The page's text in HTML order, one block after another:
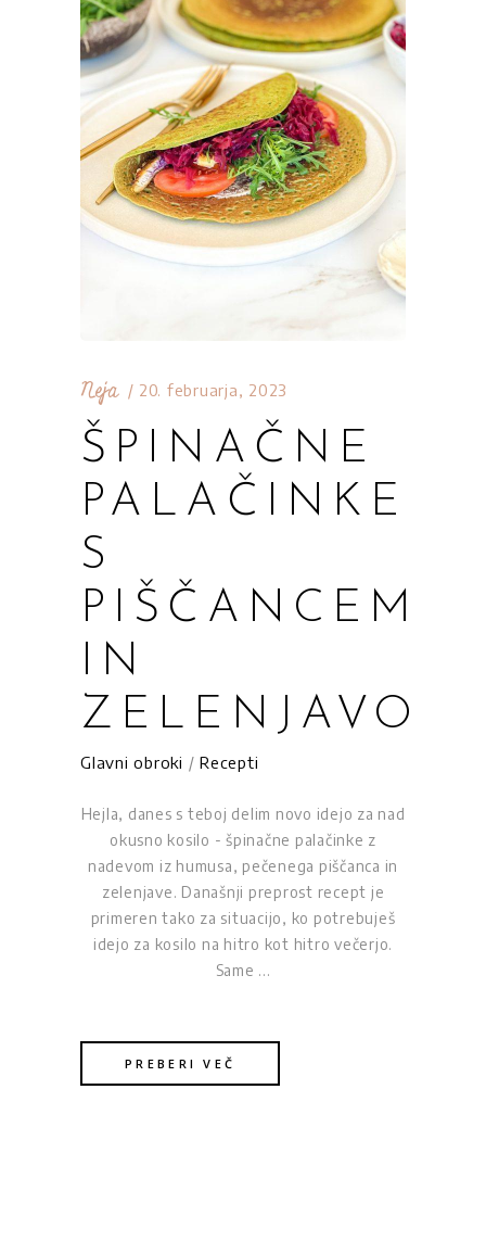
Neja 20. februarja, 2023
ŠPINAČNE
PALAČINKE
S
PIŠČANCEM
IN
ZELENJAVO
Glavni obroki / Recepti
Hejla, danes s teboj delim novo idejo za nad
okusno kosilo - špinačne palačinke z
nadevom iz humusa, pečenega piščanca in
zelenjave. Današnji preprost recept je
primeren tako za situacijo, ko potrebuješ
idejo za kosilo na hitro kot hitro večerjo.
Same
PREBERI VEČ